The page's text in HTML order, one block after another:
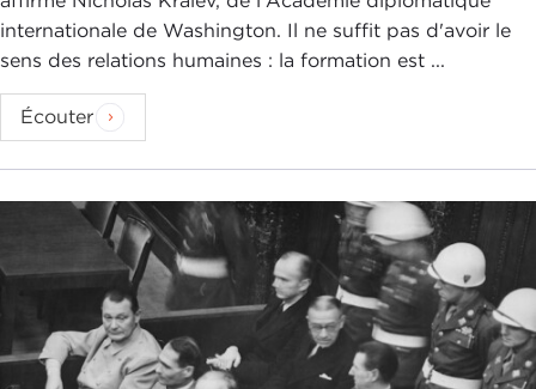
internationale de Washington. Il ne suffit pas d'avoir le
sens des relations humaines : la formation est ...
Écouter